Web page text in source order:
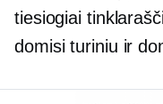
tiesiogiai
domisi turiniu ir